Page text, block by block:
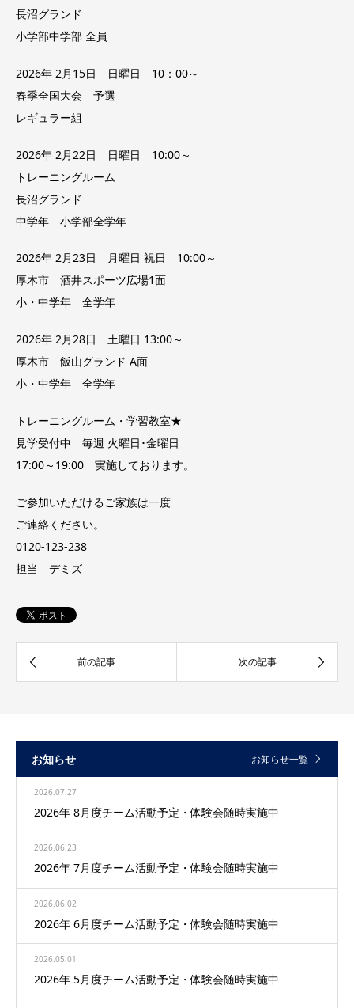
長沼グランド
小学部中学部 全員
2026年 2月15日 日曜日 10：00～
春季全国大会 予選
レギュラー組
2026年 2月22日 日曜日 10:00～
トレーニングルーム
長沼グランド
中学年 小学部全学年
2026年 2月23日 月曜日 祝日 10:00～
厚木市 酒井スポーツ広場1面
小・中学年 全学年
2026年 2月28日 土曜日 13:00～
厚木市 飯山グランド A面
小・中学年 全学年
トレーニングルーム・学習教室★
見学受付中 毎週 火曜日･金曜日
17:00～19:00 実施しております。
ご参加いただけるご家族は一度
ご連絡ください。
0120-123-238
担当 デミズ
お知らせ お知らせ一覧
2026.07.27
2026年 8月度チーム活動予定・体験会随時実施中
2026.06.23
2026年 7月度チーム活動予定・体験会随時実施中
2026.06.02
2026年 6月度チーム活動予定・体験会随時実施中
2026.05.01
2026年 5月度チーム活動予定・体験会随時実施中